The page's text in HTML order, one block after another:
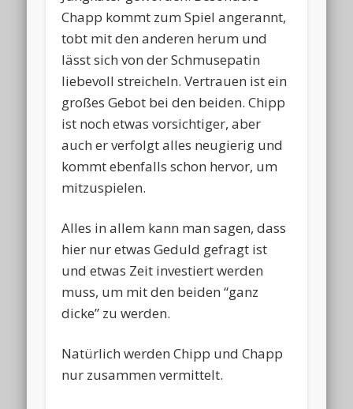
Chapp kommt zum Spiel angerannt,
tobt mit den anderen herum und
lässt sich von der Schmusepatin
liebevoll streicheln. Vertrauen ist ein
großes Gebot bei den beiden. Chipp
ist noch etwas vorsichtiger, aber
auch er verfolgt alles neugierig und
kommt ebenfalls schon hervor, um
mitzuspielen.
Alles in allem kann man sagen, dass
hier nur etwas Geduld gefragt ist
und etwas Zeit investiert werden
muss, um mit den beiden “ganz
dicke” zu werden.
Natürlich werden Chipp und Chapp
nur zusammen vermittelt.